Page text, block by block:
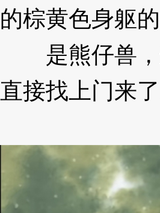
的棕黄色身躯
是熊仔兽，
直接找上门来了